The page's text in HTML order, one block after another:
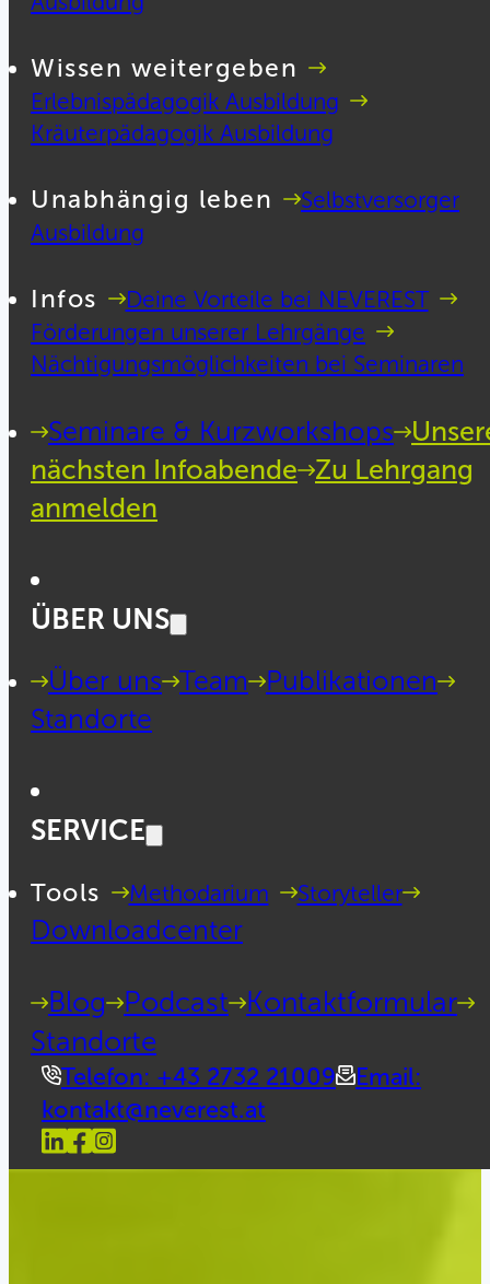
Wissen weitergeben
Erlebnispädagogik Ausbildung
Kräuterpädagogik Ausbildung
Unabhängig leben
Selbstversorger
Ausbildung
Infos
Deine Vorteile bei NEVEREST
Förderungen unserer Lehrgänge
Nächtigungsmöglichkeiten bei Seminaren
Seminare & Kurzworkshops
nächsten Infoabende Zu Lehrgang
anmelden
ÜBER UNS
Über uns Team
Publikationen
Standorte
SERVICE
Tools Methodarium Storyteller
Downloadcenter
Blog Podcast Kontaktformular
Standorte
Telefon: +43 2732 21009
Email:
kontakt@neverest.at